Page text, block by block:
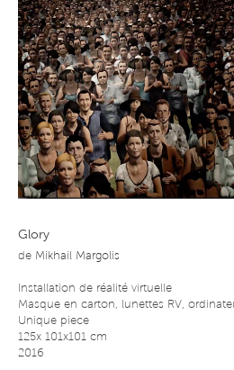
Glory
de Mikhail Margolis
Installation de réalité virtuelle
Masque en carton, lunettes RV,
Unique piece
125x 101x101 cm
2016